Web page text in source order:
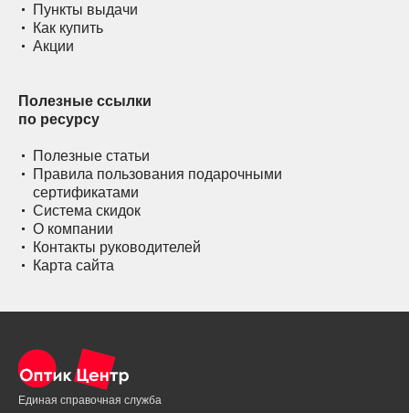
Пункты выдачи
Как купить
Акции
Полезные ссылки
по ресурсу
Полезные статьи
Правила пользования подарочными
сертификатами
Система скидок
О компании
Контакты руководителей
Карта сайта
Единая справочная служба